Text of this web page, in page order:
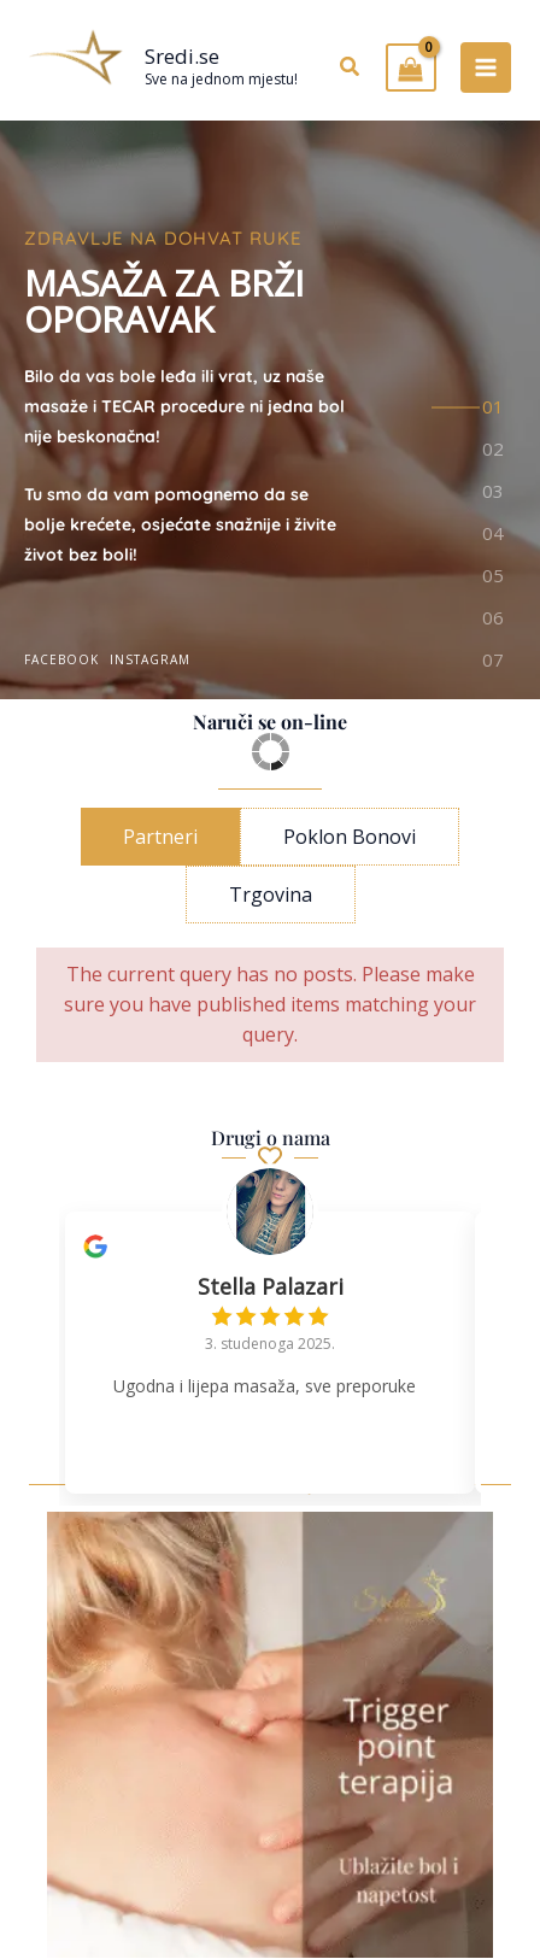
Sredi.se
Sve na jednom mjestu! Pretraživanje
ZDRAVLJE NA DOHVAT RUKE
MASAŽA ZA BRŽI
OPORAVAK
Bilo da vas bole leđa ili vrat, uz naše
masaže i TECAR procedure ni jedna bol
nije beskonačna!
Tu smo da vam pomognemo da se
bolje krećete, osjećate snažnije i živite
život bez boli!
FACEBOOK INSTAGRAM
Naruči se on-line
Partneri Poklon Bonovi
Trgovina
The current query has no posts. Please make
sure you have published items matching your
query.
Drugi o nama
Stella Palazari
3. studenoga 2025.
Ugodna i lijepa masaža, sve preporuke